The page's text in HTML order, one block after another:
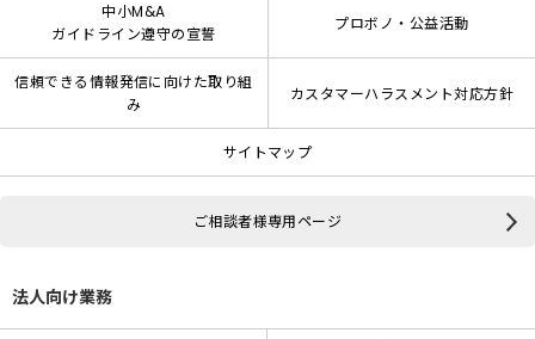
中小M&A
ガイドライン遵守の宣誓
プロボノ・公益活動
信頼できる情報発信に向けた取り組
み
カスタマーハラスメント対応方針
サイトマップ
ご相談者様専用ページ
法人向け業務